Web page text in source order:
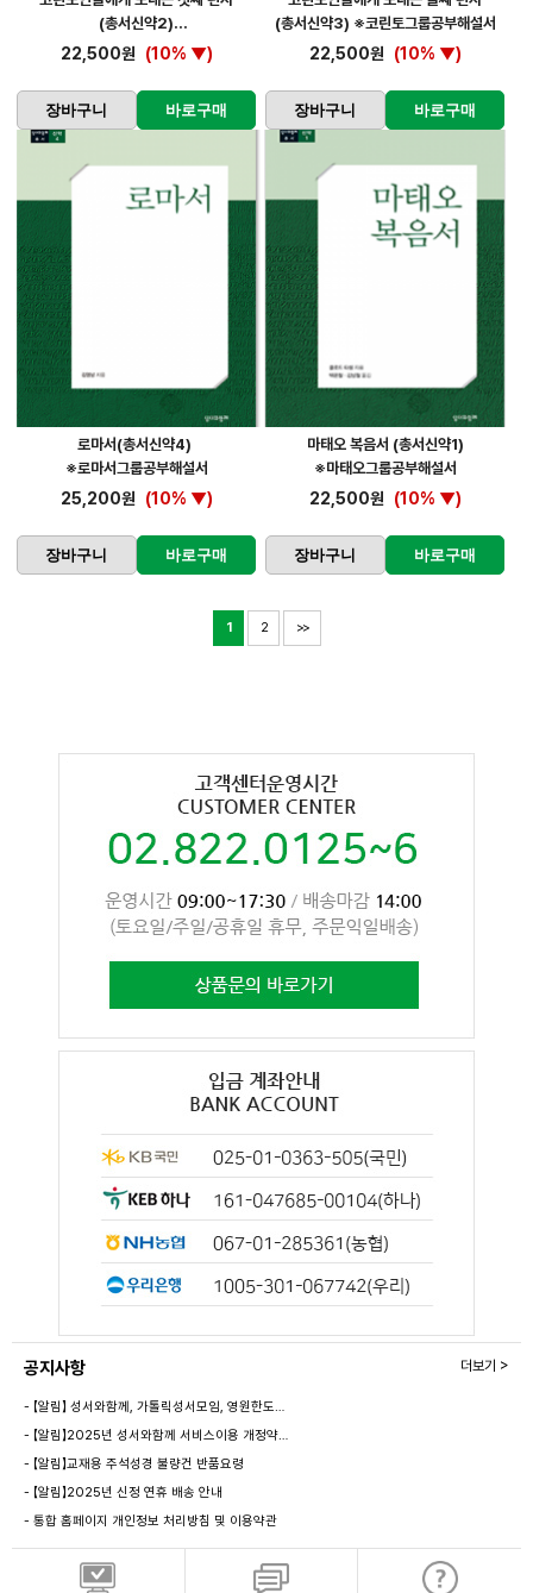
(총서신약2)
※코린토그룹공부해설서
22,500원 (10% ▼)
장바구니 바로구매
(총서신약3) ※코린토그룹공부해설서
22,500원 (10% ▼)
장바구니 바로구매
로마서(총서신약4)
※로마서그룹공부해설서
25,200원 (10% ▼)
장바구니 바로구매
마태오 복음서 (총서신약1)
※마태오그룹공부해설서
22,500원 (10% ▼)
장바구니 바로구매
1 2 >>
공지사항
- 【알림】 성서와함께, 가톨릭성서모임, 영원한도…
- 【알림】2025년 성서와함께 서비스이용 개정약…
- 【알림】교재용 주석성경 불량건 반품요령
- 【알림】2025년 신정 연휴 배송 안내
- 통합 홈페이지 개인정보 처리방침 및 이용약관
더보기 >